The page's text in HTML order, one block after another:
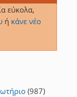
εύκολα,
ή κάνε νέο
(987)